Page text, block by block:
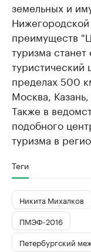
земельных и
преимуществ
туризма станет
туристический
пределах 500
Москва,
Также в
подобного
туризма в
Теги
Никита Михалков
ПМЭФ-2016
Петербургский